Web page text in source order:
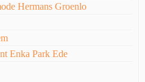
Hermans Groenlo
Enka Park Ede